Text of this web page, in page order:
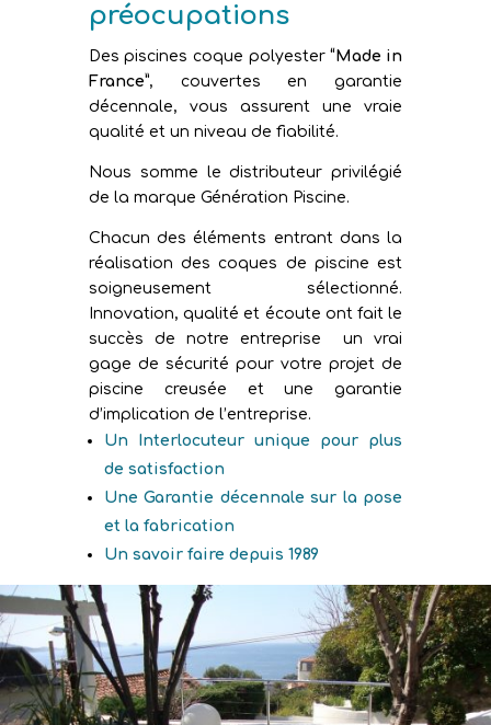
préocupations
Des piscines coque polyester“Made in
France”, couvertes en garantie
décennale, vous assurent une vraie
qualité et un niveau de fiabilité.
Nous somme le distributeur privilégié
de la marque Génération Piscine.
Chacun des éléments entrant dans la
réalisation des coques de piscine est
soigneusement sélectionné.
Innovation, qualité et écoute ont fait le
succès de notre entreprise un vrai
gage de sécurité pour votre projet de
piscine creusée et une garantie
d’implication de l’entreprise.
Un Interlocuteur unique pour plus
de satisfaction
Une Garantie décennale sur la pose
et la fabrication
Un savoir faire depuis 1989